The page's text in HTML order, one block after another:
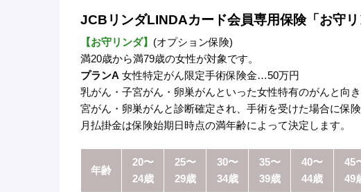
JCBリンダLINDAカード会員専用保険「お守リ
【お守リンダ】 (オプション保険)
満20歳から満79歳の女性が対象です。
プランA 女性特定がん限定手術保険金…50万円
乳がん・子宮がん・卵巣がんといった女性特有のがんと向
宮がん・卵巣がんと診断確定され、手術を受けた場合に保険
月払掛金は保険始期日時点の満年齢によって決定します。
年齢
20〜
24歳
25〜
29歳
30〜
34歳
35〜
39歳
40〜
44歳
45
49